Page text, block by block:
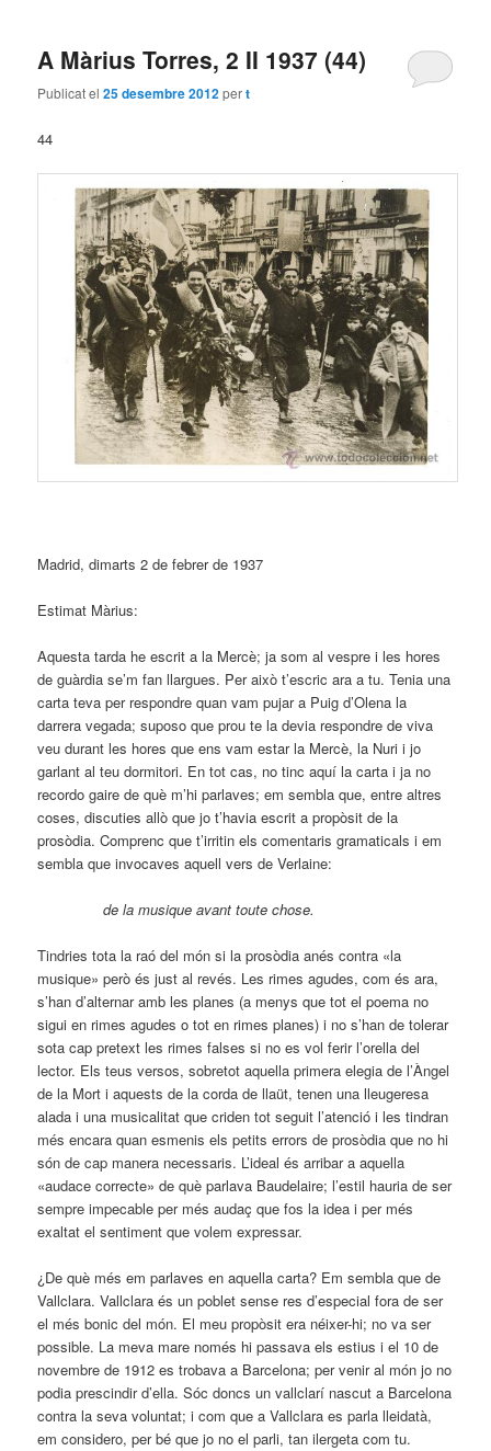
A Màrius Torres, 2 II 1937 (44)
Publicat el25 desembre 2012pert
44
Madrid, dimarts 2 de febrer de 1937
Estimat Màrius:
Aquesta tarda he escrit a la Mercè; ja som al vespre i les hores
de guàrdia se’m fan llargues. Per això t’escric ara a tu. Tenia una
carta teva per respondre quan vam pujar a Puig d’Olena la
darrera vegada; suposo que prou te la devia respondre de viva
veu durant les hores que ens vam estar la Mercè, la Nuri i jo
garlant al teu dormitori. En tot cas, no tinc aquí la carta i ja no
recordo gaire de què m’hi parlaves; em sembla que, entre altres
coses, discuties allò que jo t’havia escrit a propòsit de la
prosòdia. Comprenc que t’irritin els comentaris gramaticals i em
sembla que invocaves aquell vers de Verlaine:
de la musique avant toute chose.
Tindries tota la raó del món si la prosòdia anés contra «la
musique» però és just al revés. Les rimes agudes, com és ara,
s’han d’alternar amb les planes (a menys que tot el poema no
sigui en rimes agudes o tot en rimes planes) i no s’han de tolerar
sota cap pretext les rimes falses si no es vol ferir l’orella del
lector. Els teus versos, sobretot aquella primera elegia de l’Àngel
de la Mort i aquests de la corda de llaüt, tenen una lleugeresa
alada i una musicalitat que criden tot seguit l’atenció i les tindran
més encara quan esmenis els petits errors de prosòdia que no hi
són de cap manera necessaris. L’ideal és arribar a aquella
«audace correcte» de què parlava Baudelaire; l’estil hauria de ser
sempre impecable per més audaç que fos la idea i per més
exaltat el sentiment que volem expressar.
¿De què més em parlaves en aquella carta? Em sembla que de
Vallclara. Vallclara és un poblet sense res d’especial fora de ser
el més bonic del món. El meu propòsit era néixer-hi; no va ser
possible. La meva mare només hi passava els estius i el 10 de
novembre de 1912 es trobava a Barcelona; per venir al món jo no
podia prescindir d’ella. Sóc doncs un vallclarí nascut a Barcelona
contra la seva voluntat; i com que a Vallclara es parla lleidatà,
em considero, per bé que jo no el parli, tan ilergeta com tu.